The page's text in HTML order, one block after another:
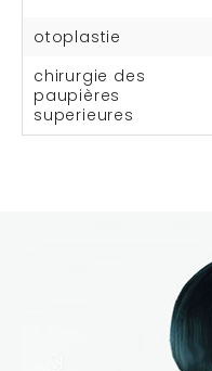
otoplastie
chirurgie des
paupières
superieures